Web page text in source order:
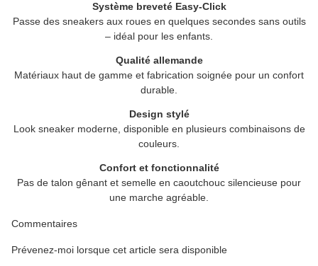
Système breveté Easy-Click
Passe des sneakers aux roues en quelques secondes sans outils
– idéal pour les enfants.
Qualité allemande
Matériaux haut de gamme et fabrication soignée pour un confort
durable.
Design stylé
Look sneaker moderne, disponible en plusieurs combinaisons de
couleurs.
Confort et fonctionnalité
Pas de talon gênant et semelle en caoutchouc silencieuse pour
une marche agréable.
Commentaires
Prévenez-moi lorsque cet article sera disponible